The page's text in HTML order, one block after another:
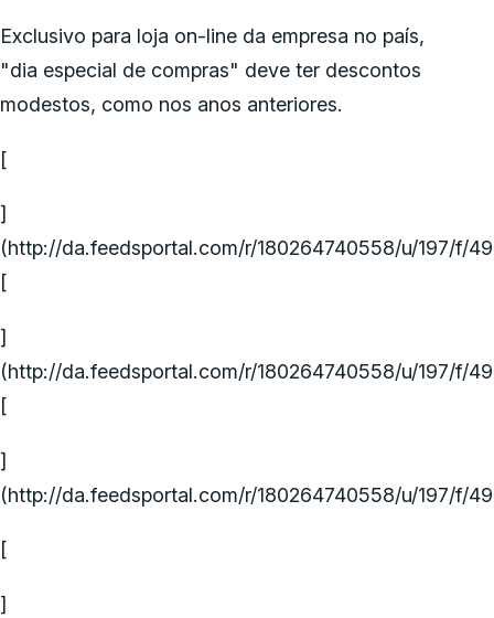
Exclusivo para loja on-line da empresa no país,
"dia especial de compras" deve ter descontos
modestos, como nos anos anteriores.
[
]
(http://da.feedsportal.com/r/180264740558/u/197/f/
[
]
(http://da.feedsportal.com/r/180264740558/u/197/f/
[
]
(http://da.feedsportal.com/r/180264740558/u/197/f/
[
]